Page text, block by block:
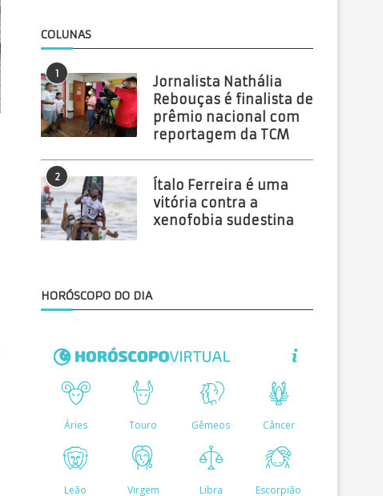
COLUNAS
1
Jornalista Nathália
Rebouças é finalista de
prêmio nacional com
reportagem da TCM
2
Ítalo Ferreira é uma
vitória contra a
xenofobia sudestina
HORÓSCOPO DO DIA